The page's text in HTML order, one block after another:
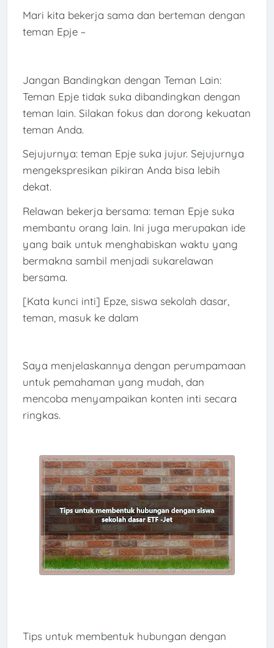
Mari kita bekerja sama dan berteman dengan
teman Epje ~
Jangan Bandingkan dengan Teman Lain:
Teman Epje tidak suka dibandingkan dengan
teman lain. Silakan fokus dan dorong kekuatan
teman Anda.
Sejujurnya: teman Epje suka jujur. Sejujurnya
mengekspresikan pikiran Anda bisa lebih
dekat.
Relawan bekerja bersama: teman Epje suka
membantu orang lain. Ini juga merupakan ide
yang baik untuk menghabiskan waktu yang
bermakna sambil menjadi sukarelawan
bersama.
[Kata kunci inti] Epze, siswa sekolah dasar,
teman, masuk ke dalam
Saya menjelaskannya dengan perumpamaan
untuk pemahaman yang mudah, dan
mencoba menyampaikan konten inti secara
ringkas.
Tips untuk membentuk hubungan dengan